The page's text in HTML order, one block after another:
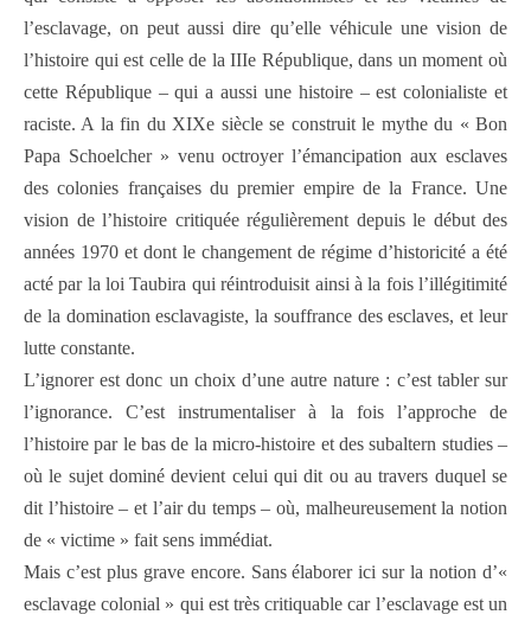
l’esclavage, on peut aussi dire qu’elle véhicule une vision de
l’histoire qui est celle de la IIIe République, dans un moment où
cette République – qui a aussi une histoire – est colonialiste et
raciste. A la fin du XIXe siècle se construit le mythe du « Bon
Papa Schoelcher » venu octroyer l’émancipation aux esclaves
des colonies françaises du premier empire de la France. Une
vision de l’histoire critiquée régulièrement depuis le début des
années 1970 et dont le changement de régime d’historicité a été
acté par la loi Taubira qui réintroduisit ainsi à la fois l’illégitimité
de la domination esclavagiste, la souffrance des esclaves, et leur
lutte constante.
L’ignorer est donc un choix d’une autre nature : c’est tabler sur
l’ignorance. C’est instrumentaliser à la fois l’approche de
l’histoire par le bas de la micro-histoire et des subaltern studies –
où le sujet dominé devient celui qui dit ou au travers duquel se
dit l’histoire – et l’air du temps – où, malheureusement la notion
de « victime » fait sens immédiat.
Mais c’est plus grave encore. Sans élaborer ici sur la notion d’«
esclavage colonial » qui est très critiquable car l’esclavage est un